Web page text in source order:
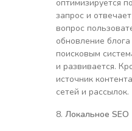
оптимизируется
запрос и
вопрос
обновление
поисковым
и развивается.
источник
сетей и рассылок.
Локальное SEO